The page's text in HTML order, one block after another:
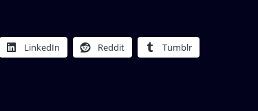
LinkedIn Reddit Tumblr